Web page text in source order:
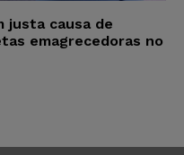
justa causa de
emagrecedoras no